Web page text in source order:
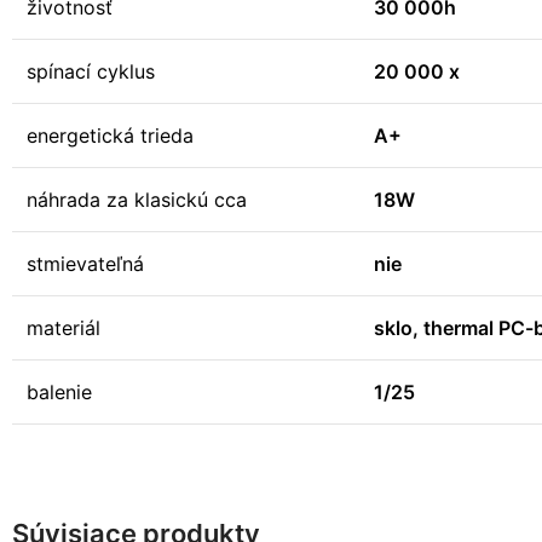
životnosť 30 000h
spínací cyklus 20 000 x
energetická trieda A+
náhrada za klasickú cca 18W
stmievateľná nie
materiál sklo, thermal PC-
balenie 1/25
Súvisiace produkty